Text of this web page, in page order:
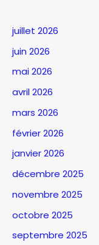
juillet 2026
juin 2026
mai 2026
avril 2026
mars 2026
février 2026
janvier 2026
décembre 2025
novembre 2025
octobre 2025
septembre 2025